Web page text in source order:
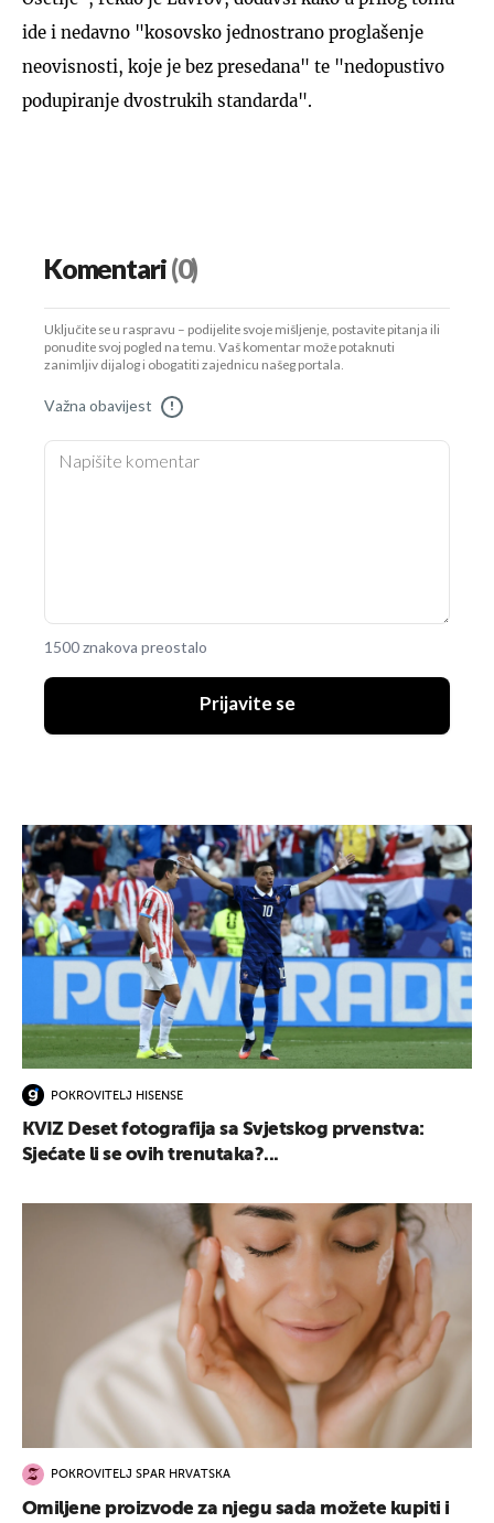
ide i nedavno "kosovsko jednostrano proglašenje
neovisnosti, koje je bez presedana" te "nedopustivo
podupiranje dvostrukih standarda".
Komentari(0)
Uključite se u raspravu – podijelite svoje mišljenje, postavite pitanja ili
ponudite svoj pogled na temu. Vaš komentar može potaknuti
zanimljiv dijalog i obogatiti zajednicu našeg portala.
Važna obavijest !
1500 znakova preostalo
Prijavite se
POKROVITELJ HISENSE
KVIZ Deset fotografija sa Svjetskog prvenstva:
Sjećate li se ovih trenutaka?...
POKROVITELJ SPAR HRVATSKA
Omiljene proizvode za njegu sada možete kupiti i